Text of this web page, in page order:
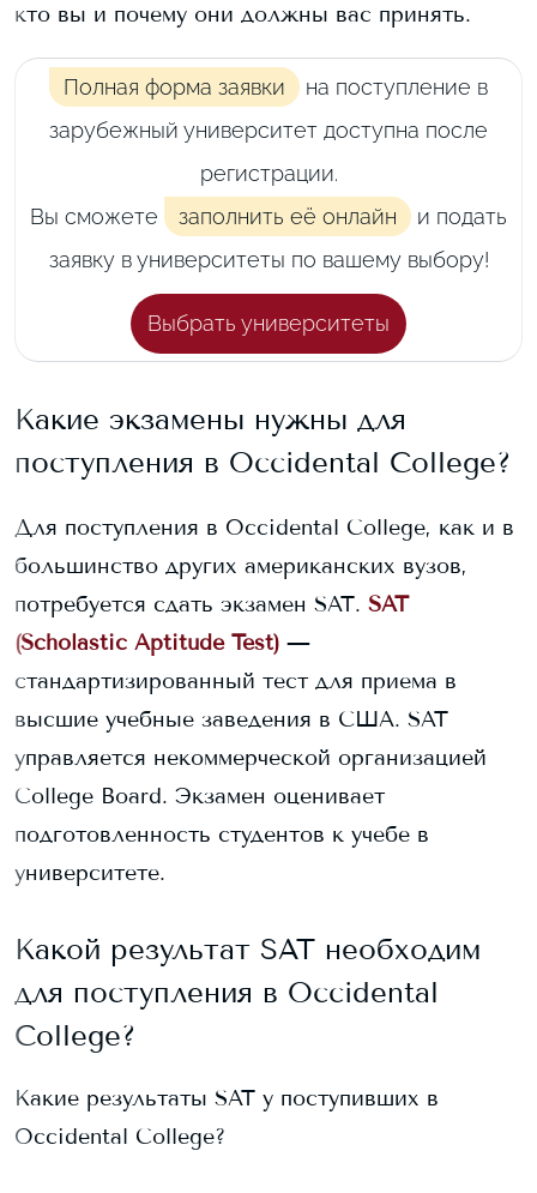
кто вы и почему они должны вас принять.
Полная форма заявки
на поступление в
зарубежный университет доступна после
регистрации.
Вы сможете
заполнить её онлайн
и подать
заявку в университеты по вашему выбору!
Выбрать университеты
Какие экзамены нужны для
поступления в Occidental College?
Для поступления в Occidental College, как и в
большинство других американских вузов,
потребуется сдать экзамен SAT. SAT
(Scholastic Aptitude Test) —
стандартизированный тест для приема в
высшие учебные заведения в США. SAT
управляется некоммерческой организацией
College Board. Экзамен оценивает
подготовленность студентов к учебе в
университете.
Какой результат SAT необходим
для поступления в Occidental
College?
Какие результаты SAT у поступивших в
Occidental College?